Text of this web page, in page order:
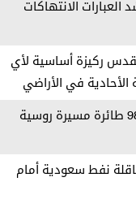
العبارات الانتهاكات
ركيزة أساسية لأي
الأحادية في الأراضي
وزارة الدفاع الأوكرانية: أسقطنا 98 طائرة مسيرة روسية
نفط سعودية أمام